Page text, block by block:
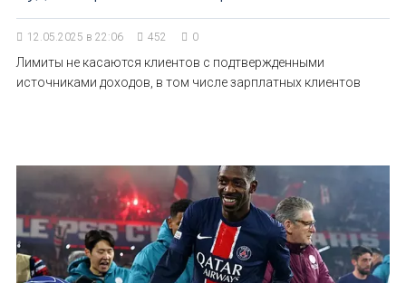
12.05.2025 в 22:06 452 0
Лимиты не касаются клиентов с подтвержденными
источниками доходов, в том числе зарплатных клиентов